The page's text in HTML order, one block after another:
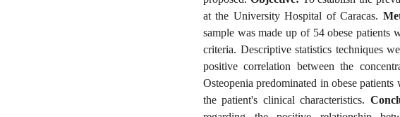
at the University Hospital of Caracas.
sample was made up of 54 obese patients
criteria. Descriptive statistics techniques
positive correlation between the
Osteopenia predominated in obese
the patient's clinical characteristics.